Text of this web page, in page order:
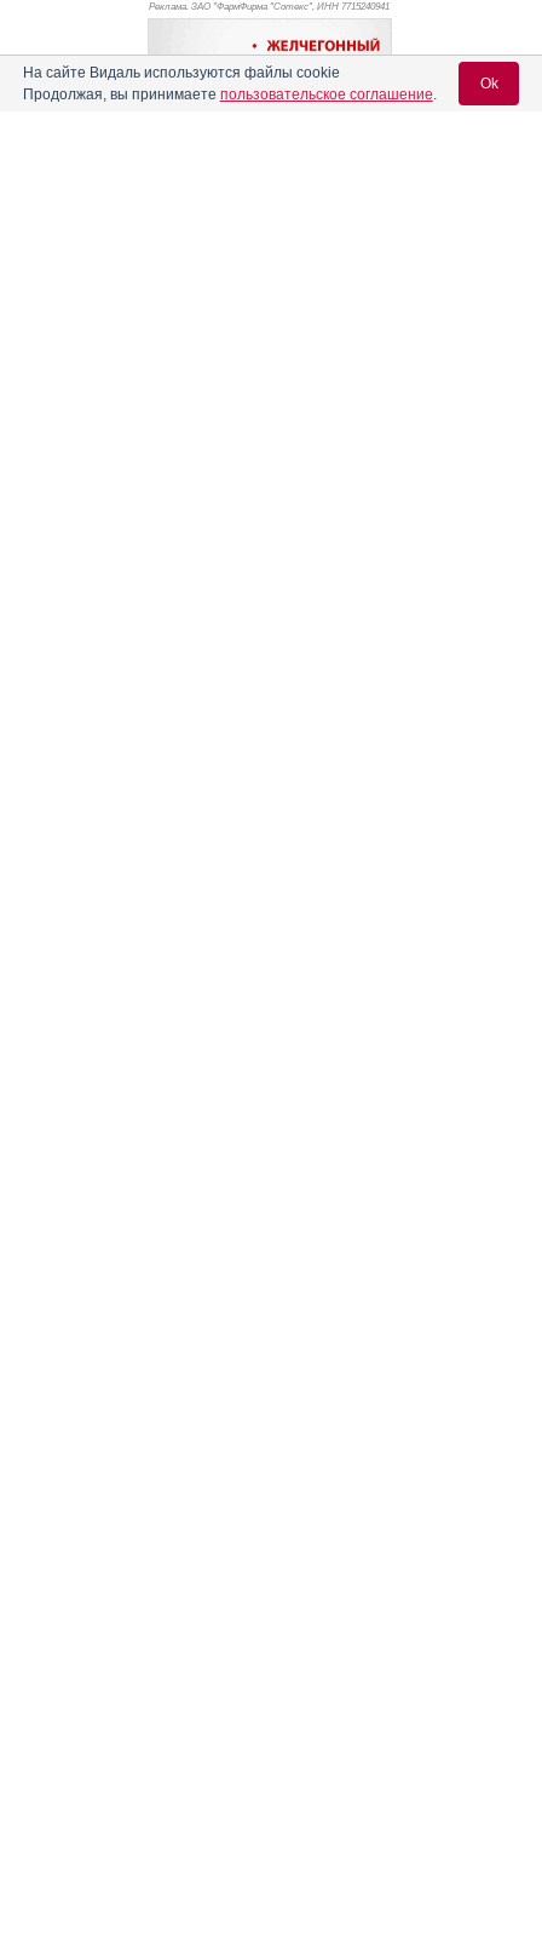
Реклама. ЗАО "ФармФирма "Сотекс", ИНН 7715240941
На сайте Видаль используются файлы cookie
Продолжая, вы принимаете пользовательское соглашение.
Ok